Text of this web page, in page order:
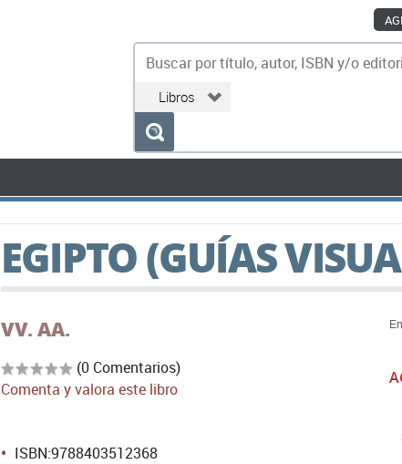
EGIPTO (GUÍAS
VV. AA.
(0 Comentarios)
Comenta y valora este libro
ISBN:9788403512368